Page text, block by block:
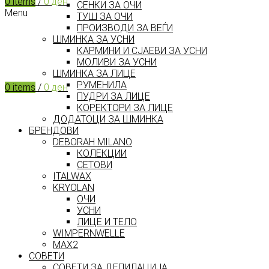
Menu
0 items / 0 ден
СЕНКИ ЗА ОЧИ
ТУШ ЗА ОЧИ
ПРОИЗВОДИ ЗА ВЕЃИ
ШМИНКА ЗА УСНИ
КАРМИНИ И СЈАЕВИ ЗА УСНИ
МОЛИВИ ЗА УСНИ
ШМИНКА ЗА ЛИЦЕ
РУМЕНИЛА
ПУДРИ ЗА ЛИЦЕ
КОРЕКТОРИ ЗА ЛИЦЕ
ДОДАТОЦИ ЗА ШМИНКА
БРЕНДОВИ
DEBORAH MILANO
КОЛЕКЦИИ
СЕТОВИ
ITALWAX
KRYOLAN
ОЧИ
УСНИ
ЛИЦЕ И ТЕЛО
WIMPERNWELLE
MAX2
СОВЕТИ